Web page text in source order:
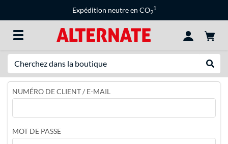
Expédition neutre en CO2
1
NUMÉRO DE CLIENT / E-MAIL
MOT DE PASSE